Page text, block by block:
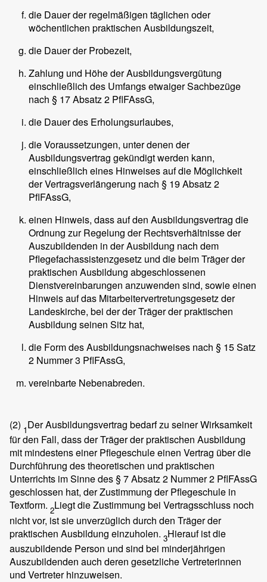
die Dauer der regelmäßigen täglichen oder
wöchentlichen praktischen Ausbildungszeit,
die Dauer der Probezeit,
Zahlung und Höhe der Ausbildungsvergütung
einschließlich des Umfangs etwaiger Sachbezüge
nach § 17 Absatz 2 PflFAssG,
die Dauer des Erholungsurlaubes,
die Voraussetzungen, unter denen der
Ausbildungsvertrag gekündigt werden kann,
einschließlich eines Hinweises auf die Möglichkeit
der Vertragsverlängerung nach § 19 Absatz 2
PflFAssG,
einen Hinweis, dass auf den Ausbildungsvertrag die
Ordnung zur Regelung der Rechtsverhältnisse der
Auszubildenden in der Ausbildung nach dem
Pflegefachassistenzgesetz und die beim Träger der
praktischen Ausbildung abgeschlossenen
Dienstvereinbarungen anzuwenden sind, sowie einen
Hinweis auf das Mitarbeitervertretungsgesetz der
Landeskirche, bei der der Träger der praktischen
Ausbildung seinen Sitz hat,
die Form des Ausbildungsnachweises nach § 15 Satz
2 Nummer 3 PflFAssG,
vereinbarte Nebenabreden.
(2) 1Der Ausbildungsvertrag bedarf zu seiner Wirksamkeit
für den Fall, dass der Träger der praktischen Ausbildung
mit mindestens einer Pflegeschule einen Vertrag über die
Durchführung des theoretischen und praktischen
Unterrichts im Sinne des § 7 Absatz 2 Nummer 2 PflFAssG
geschlossen hat, der Zustimmung der Pflegeschule in
Textform. 2Liegt die Zustimmung bei Vertragsschluss noch
nicht vor, ist sie unverzüglich durch den Träger der
praktischen Ausbildung einzuholen. 3Hierauf ist die
auszubildende Person und sind bei minderjährigen
Auszubildenden auch deren gesetzliche Vertreterinnen
und Vertreter hinzuweisen.